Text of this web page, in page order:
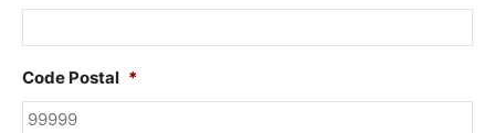
Code Postal *